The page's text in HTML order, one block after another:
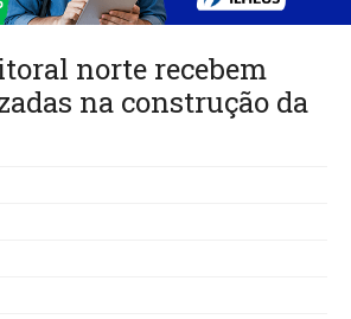
norte recebem
na construção da